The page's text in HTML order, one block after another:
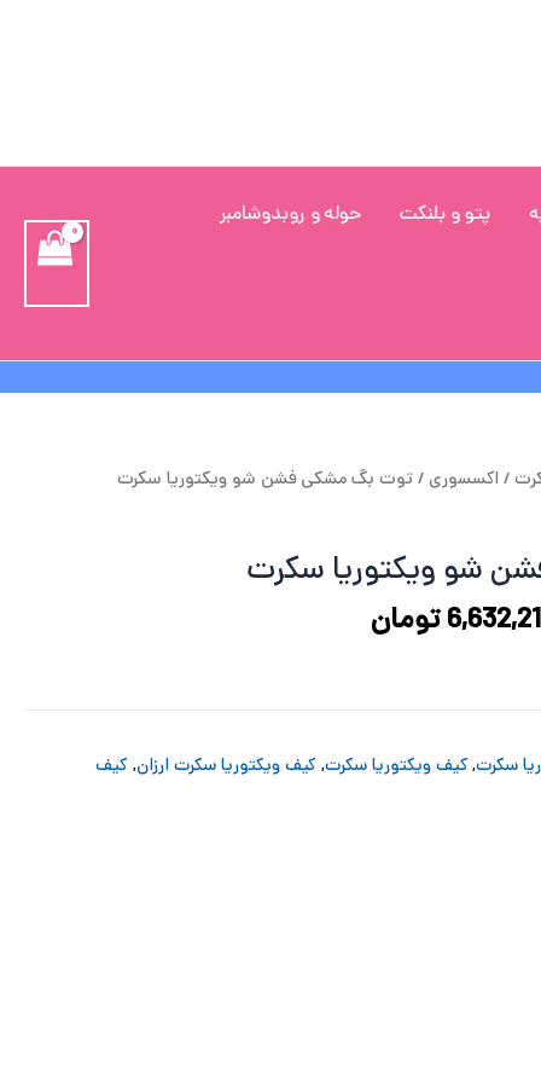
پتو و بلنکت حوله و روبدوشامبر
/ اکسسوری / توت بگ مشکی فشن شو ویکتوریا سکرت
شو ویکتوریا سکرت
تومان
قیمت
است.
سکرت,کیف ویکتوریا سکرت, کیف ویکتوریا سکرت ارزان, کیف